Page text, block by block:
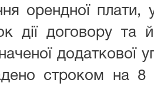
орендної плати,
дії договору та
додаткової
строком на 8